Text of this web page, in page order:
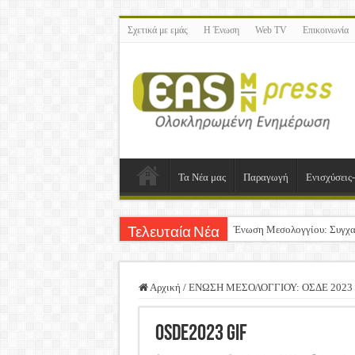
Σχετικά με εμάς Η Ένωση Web TV Επικοινωνία
Τα Νέα μας Παραγωγή
Τελευταία Νέα Ένωση Μεσολογγίου:
Δημοσιεύτηκε η
Ανακοίνωση: Επιστροφή
Αρχική / ΕΝΩΣΗ ΜΕΣΟΛΟΓΓΙΟΥ: ΟΣΔΕ 2023
OSDE2023 GIF